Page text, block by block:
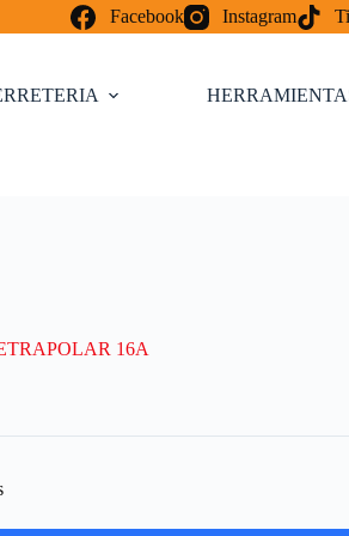
Facebook Instagram
16A